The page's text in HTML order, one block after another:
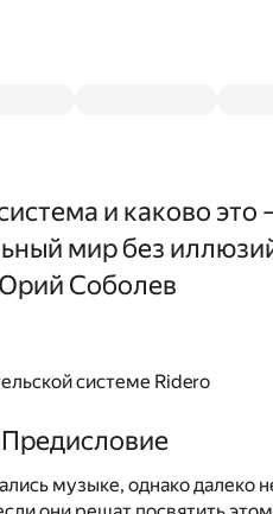
и каково
мир без
Соболев
системе Ridero
Предисловие
музыке, однако далеко